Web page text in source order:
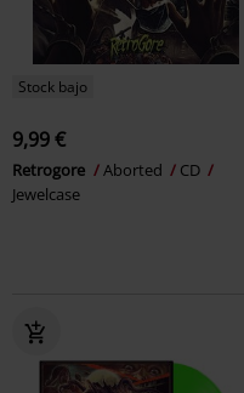
Stock bajo
9,99 €
Retrogore Aborted
CD
Jewelcase